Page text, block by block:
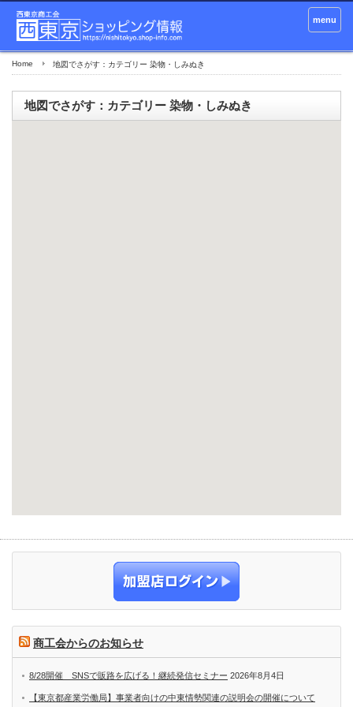
menu
Home 地図でさがす：カテゴリー 染物・しみぬき
地図でさがす：カテゴリー 染物・しみぬき
商工会からのお知らせ
8/28開催 SNSで販路を広げる！継続発信セミナー 2026年8月4日
【東京都産業労働局】事業者向けの中東情勢関連の説明会の開催について